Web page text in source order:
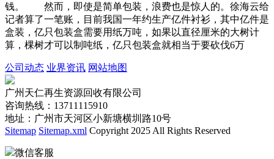
钱。 然而，即使是简单包装，浪费也是惊人的。徐海云给
记者算了一笔账，目前我国一年约生产亿件衬衫，其中亿件是
盒装，亿只包装盒需要用纸万吨，如果以直径厘米的大树计
算，棵树才可以制吨纸，亿只包装盒就相当于要砍伐6万
公司动态 业界资讯 网站地图
广州天仁再生资源回收有限公司
咨询热线：13711115910
地址：广州市天河区小新塘横圳路10号
Sitemap Sitemap.xml Copyright 2025 All Rights Reserved
微信客服